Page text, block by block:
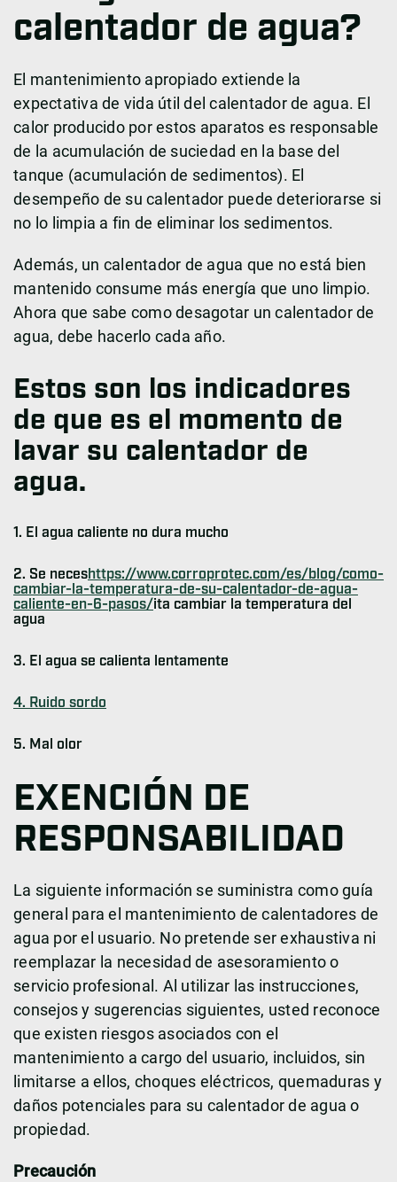
calentador de agua?
El mantenimiento apropiado extiende la
expectativa de vida útil del calentador de agua. El
calor producido por estos aparatos es responsable
de la acumulación de suciedad en la base del
tanque (acumulación de sedimentos). El
desempeño de su calentador puede deteriorarse si
no lo limpia a fin de eliminar los sedimentos.
Además, un calentador de agua que no está bien
mantenido consume más energía que uno limpio.
Ahora que sabe como desagotar un calentador de
agua, debe hacerlo cada año.
Estos son los indicadores
de que es el momento de
lavar su calentador de
agua.
1. El agua caliente no dura mucho
2. Se neceshttps://www.corroprotec.com/es/blog/como-
cambiar-la-temperatura-de-su-calentador-de-agua-
caliente-en-6-pasos/ita cambiar la temperatura del
agua
3. El agua se calienta lentamente
4. Ruido sordo
5. Mal olor
EXENCIÓN DE
RESPONSABILIDAD
La siguiente información se suministra como guía
general para el mantenimiento de calentadores de
agua por el usuario. No pretende ser exhaustiva ni
reemplazar la necesidad de asesoramiento o
servicio profesional. Al utilizar las instrucciones,
consejos y sugerencias siguientes, usted reconoce
que existen riesgos asociados con el
mantenimiento a cargo del usuario, incluidos, sin
limitarse a ellos, choques eléctricos, quemaduras y
daños potenciales para su calentador de agua o
propiedad.
Precaución